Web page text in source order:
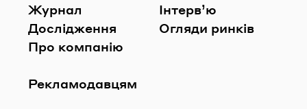
Журнал
Дослідження
Про компанію
Рекламодавцям
Інтерв’ю
Огляди ринків